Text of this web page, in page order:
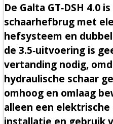
De Galta GT‑DSH 4.0
schaarhefbrug met
hefsysteem en
de 3.5‑uitvoering is
vertanding nodig,
hydraulische schaar
omhoog en omlaag
alleen een
installatie en gebruik